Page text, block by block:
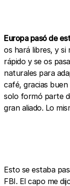
Europa pasó de
os hará libres, y si
rápido y se os
naturales para
café, gracias
solo formó parte
gran aliado. Lo
Esto se estaba
FBI. El capo me